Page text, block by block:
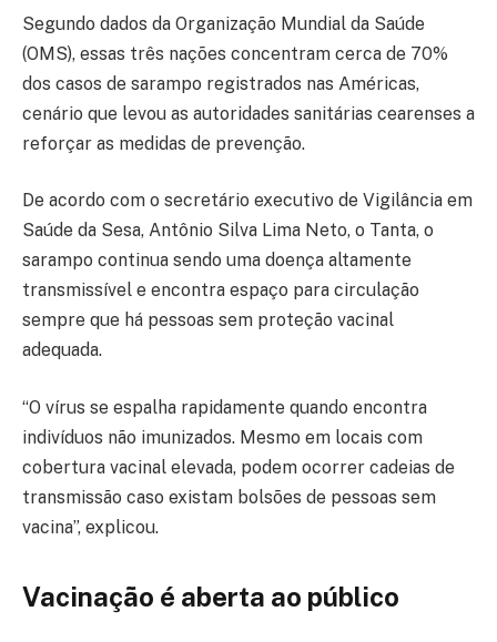
Segundo dados da Organização Mundial da Saúde
(OMS), essas três nações concentram cerca de 70%
dos casos de sarampo registrados nas Américas,
cenário que levou as autoridades sanitárias cearenses a
reforçar as medidas de prevenção.
De acordo com o secretário executivo de Vigilância em
Saúde da Sesa, Antônio Silva Lima Neto, o Tanta, o
sarampo continua sendo uma doença altamente
transmissível e encontra espaço para circulação
sempre que há pessoas sem proteção vacinal
adequada.
“O vírus se espalha rapidamente quando encontra
indivíduos não imunizados. Mesmo em locais com
cobertura vacinal elevada, podem ocorrer cadeias de
transmissão caso existam bolsões de pessoas sem
vacina”, explicou.
Vacinação é aberta ao público